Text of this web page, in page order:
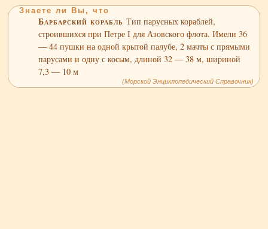
Знаете ли Вы, что
Барбарский корабльТип парусных кораблей,
строившихся при Петре I для Азовского флота. Имели 36
— 44 пушки на одной крытой палубе, 2 мачты с прямыми
парусами и одну с косым, длиной 32 — 38 м, шириной
7,3 — 10 м
(Морской Энциклопедический Справочник)